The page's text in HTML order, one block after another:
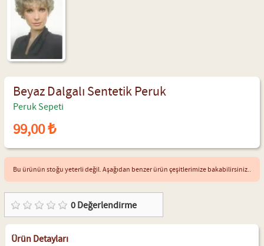
Beyaz Dalgalı Sentetik Peruk
Peruk Sepeti
99,00 ₺
Bu ürünün stoğu yeterli değil. Aşağıdan benzer ürün çeşitlerimize bakabilirsiniz..
0Değerlendirme
Ürün Detayları